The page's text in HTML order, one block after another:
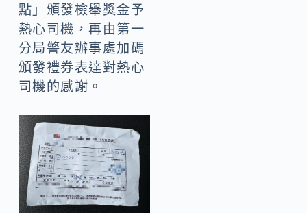
點」頒發檢舉獎金予
熱心司機，再由第一
分局警友辦事處加碼
頒發禮券表達對熱心
司機的感謝。